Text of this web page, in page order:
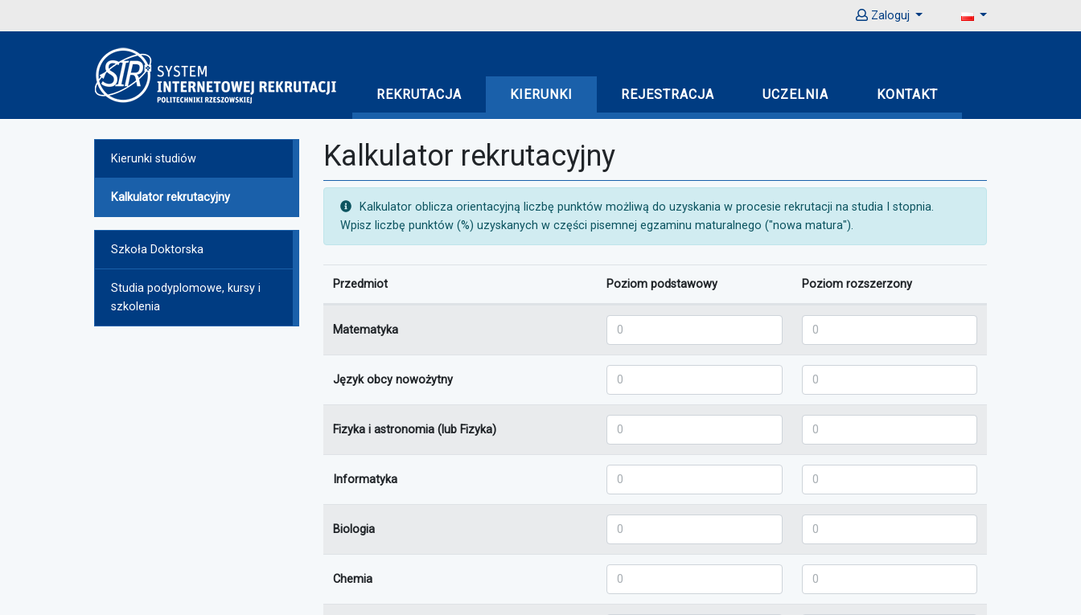
Zaloguj
REKRUTACJA KIERUNKI REJESTRACJA UCZELNIA KONTAKT
Kierunki studiów
Kalkulator rekrutacyjny
Szkoła Doktorska
Studia podyplomowe, kursy i
szkolenia
Kalkulator rekrutacyjny
INFORMACJA:
Kalkulator oblicza orientacyjną liczbę punktów możliwą do uzyskania w procesie rekrutacji na studia I stopnia.
Wpisz liczbę punktów (%) uzyskanych w części pisemnej egzaminu maturalnego ("nowa matura").
Przedmiot Poziom podstawowy Poziom rozszerzony
Matematyka Matematyka - poziom podstawowy Matematyka - poziom rozszerzony
Język obcy nowożytny Język obcy nowożytny - poziom podstawowyJęzyk obcy nowożytny - poziom rozszerzony
Fizyka i astronomia (lub Fizyka) Fizyka i astronomia (lub Fizyka) - poziom podstawowyFizyka i astronomia (lub Fizyka) - poziom
Informatyka Informatyka - poziom podstawowy Informatyka - poziom rozszerzony
Biologia Biologia - poziom podstawowy Biologia - poziom rozszerzony
Chemia Chemia - poziom podstawowy Chemia - poziom rozszerzony